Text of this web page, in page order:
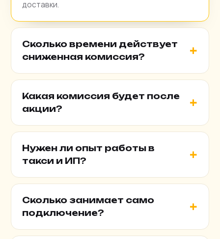
доставки.
Сколько времени действует
сниженная комиссия?
Какая комиссия будет после
акции?
Нужен ли опыт работы в
такси и ИП?
Сколько занимает само
подключение?